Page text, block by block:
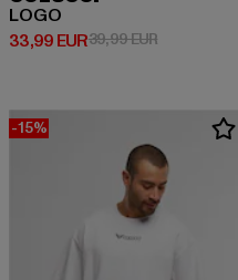
LOGO
33,99 EUR
Derzeitiger Preis: 33,99 EUR
39,99 EUR
-15%